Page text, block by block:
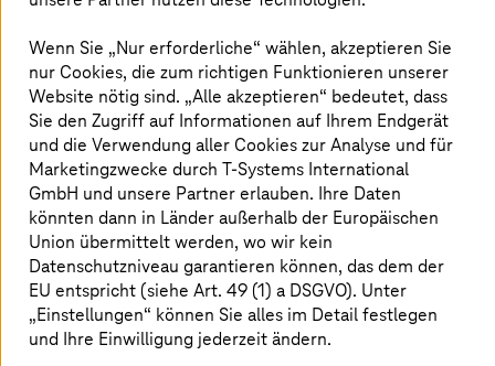
Telematikinfrastruktur
Sichere, skalierbare TI-Gateway-Anbindung für
Kliniken und Krankenkassen.
Mehr erfahren
Wenn Sie „Nur erforderliche“ wählen, akzeptieren Sie
nur Cookies, die zum richtigen Funktionieren unserer
Website nötig sind. „Alle akzeptieren“ bedeutet, dass
Sie den Zugriff auf Informationen auf Ihrem Endgerät
und die Verwendung aller Cookies zur Analyse und für
Marketingzwecke durchT-Systems International
GmbH und unsere Partner erlauben. Ihre Daten
könnten dann in Länder außerhalb der Europäischen
Union übermittelt werden, wo wir kein
Datenschutzniveau garantieren können, das dem der
EU entspricht (siehe Art. 49 (1) a DSGVO). Unter
„Einstellungen“ können Sie alles im Detail festlegen
und Ihre Einwilligung jederzeit ändern.